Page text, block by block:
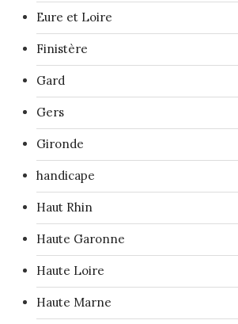
Eure et Loire
Finistère
Gard
Gers
Gironde
handicape
Haut Rhin
Haute Garonne
Haute Loire
Haute Marne